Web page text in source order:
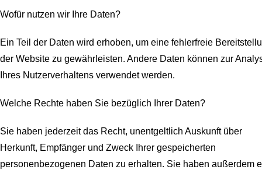
Wofür nutzen wir Ihre Daten?
Ein Teil der Daten wird erhoben, um eine fehlerfreie
der Website zu gewährleisten. Andere Daten können zur
Ihres Nutzerverhaltens verwendet werden.
Welche Rechte haben Sie bezüglich Ihrer Daten?
Sie haben jederzeit das Recht, unentgeltlich Auskunft über
Herkunft, Empfänger und Zweck Ihrer gespeicherten
personenbezogenen Daten zu erhalten. Sie haben außerdem